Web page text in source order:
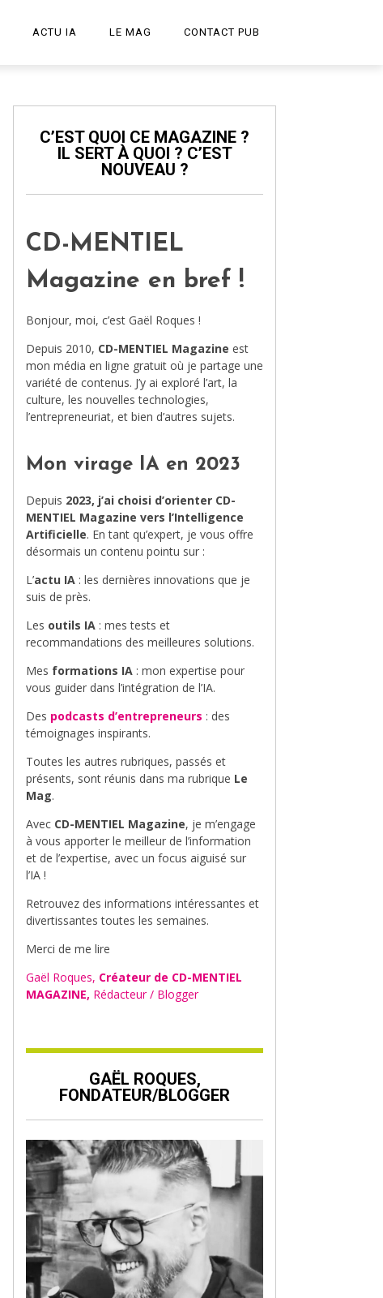
ACTU IA LE MAG
PUBLICITÉ CRÉATIVE
DESIGN
ART ET CULTURE
ARCHITECTURE
MODE
VOYAGE
ÉQUILIBRE ET ÉVOLUTION
LE MIX DU MOIS
CONTACT PUB
C’EST QUOI CE MAGAZINE ?
IL SERT À QUOI ? C’EST
NOUVEAU ?
CD-MENTIEL
Magazine en bref !
Bonjour, moi, c’est Gaël Roques !
Depuis 2010, CD-MENTIEL Magazine est
mon média en ligne gratuit où je partage une
variété de contenus. J’y ai exploré l’art, la
culture, les nouvelles technologies,
l’entrepreneuriat, et bien d’autres sujets.
Mon virage IA en 2023
Depuis 2023, j’ai choisi d’orienter CD-
MENTIEL Magazine vers l’Intelligence
Artificielle. En tant qu’expert, je vous offre
désormais un contenu pointu sur :
L’actu IA : les dernières innovations que je
suis de près.
Les outils IA : mes tests et
recommandations des meilleures solutions.
Mes formations IA : mon expertise pour
vous guider dans l’intégration de l’IA.
Des podcasts d’entrepreneurs : des
témoignages inspirants.
Toutes les autres rubriques, passés et
présents, sont réunis dans ma rubrique Le
Mag.
Avec CD-MENTIEL Magazine, je m’engage
à vous apporter le meilleur de l’information
et de l’expertise, avec un focus aiguisé sur
l’IA !
Retrouvez des informations intéressantes et
divertissantes toutes les semaines.
Merci de me lire
Gaël Roques, Créateur de CD-MENTIEL
MAGAZINE, Rédacteur / Blogger
GAËL ROQUES,
FONDATEUR/BLOGGER